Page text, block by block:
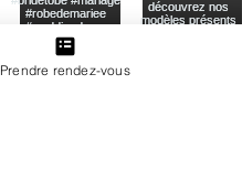
Prendre rendez-vous